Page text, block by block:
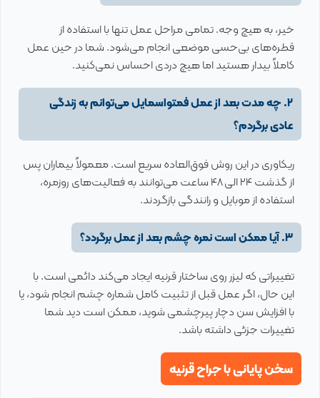
خیر، به هیچ وجه. تمامی مراحل عمل تنها با استفاده از
قطره‌های بی‌حسی موضعی انجام می‌شود. شما در حین عمل
کاملاً بیدار هستید اما هیچ دردی احساس نمی‌کنید.
۲. چه مدت بعد از عمل فمتواسمایل می‌توانم به زندگی
عادی برگردم؟
ریکاوری در این روش فوق‌العاده سریع است. معمولاً بیماران پس
از گذشت ۲۴ الی ۴۸ ساعت می‌توانند به فعالیت‌های روزمره،
استفاده از موبایل و رانندگی بازگردند.
۳. آیا ممکن است نمره چشم بعد از عمل برگردد؟
تغییراتی که لیزر روی ساختار قرنیه ایجاد می‌کند دائمی است. با
این حال، اگر عمل قبل از تثبیت کامل شماره چشم انجام شود، یا
با افزایش سن دچار پیرچشمی شوید، ممکن است دید شما
تغییرات جزئی داشته باشد.
سخن پایانی با جراح قرنیه